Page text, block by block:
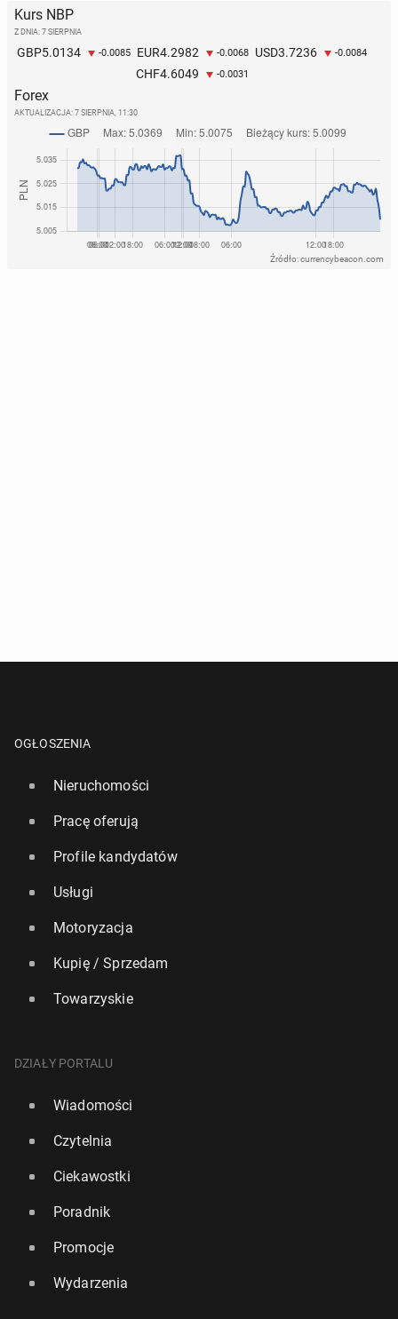
Kurs NBP
Z DNIA: 7 SIERPNIA
GBP5.0134 -0.0085 EUR4.2982 -0.0068 USD3.7236 -0.0084
CHF4.6049 -0.0031
Forex
AKTUALIZACJA: 7 SIERPNIA, 11:30
Źródło: currencybeacon.com
OGŁOSZENIA
Nieruchomości
Pracę oferują
Profile kandydatów
Usługi
Motoryzacja
Kupię / Sprzedam
Towarzyskie
DZIAŁY PORTALU
Wiadomości
Czytelnia
Ciekawostki
Poradnik
Promocje
Wydarzenia